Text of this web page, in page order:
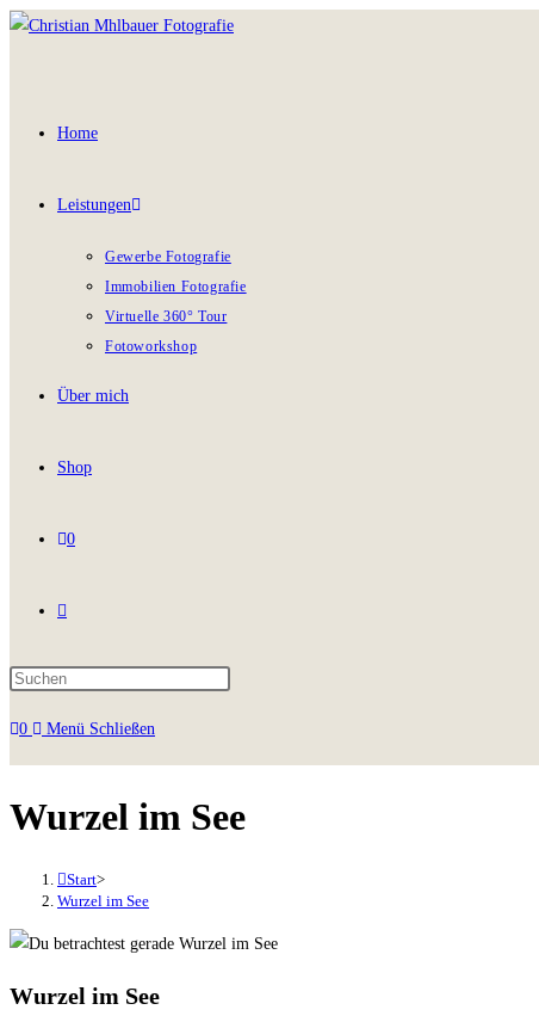
Home
Leistungen
Gewerbe Fotografie
Immobilien Fotografie
Virtuelle 360° Tour
Fotoworkshop
Über mich
Shop
0
0 Menü Schließen
Wurzel im See
Start>
Wurzel im See
Wurzel im See